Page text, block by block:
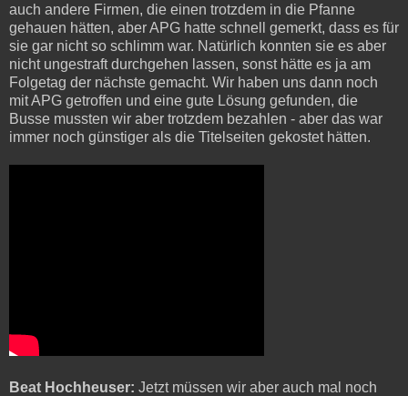
auch andere Firmen, die einen trotzdem in die Pfanne
gehauen hätten, aber APG hatte schnell gemerkt, dass es für
sie gar nicht so schlimm war. Natürlich konnten sie es aber
nicht ungestraft durchgehen lassen, sonst hätte es ja am
Folgetag der nächste gemacht. Wir haben uns dann noch
mit APG getroffen und eine gute Lösung gefunden, die
Busse mussten wir aber trotzdem bezahlen - aber das war
immer noch günstiger als die Titelseiten gekostet hätten.
Beat Hochheuser: Jetzt müssen wir aber auch mal noch